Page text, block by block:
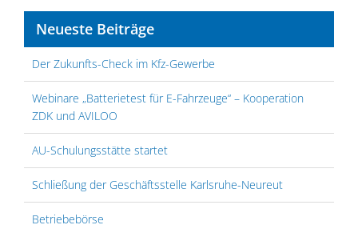
Neueste Beiträge
Der Zukunfts-Check im Kfz-Gewerbe
Webinare „Batterietest für E-Fahrzeuge“ – Kooperation
ZDK und AVILOO
AU-Schulungsstätte startet
Schließung der Geschäftsstelle Karlsruhe-Neureut
Betriebebörse